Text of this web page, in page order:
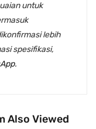
untuk
lebih
spesifikasi,
.
Also Viewed